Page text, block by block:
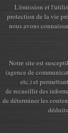
L'émission et
protection de la vie
nous avons
Notre site est
(agence de
etc.) et
de recueillir des
de déterminer les